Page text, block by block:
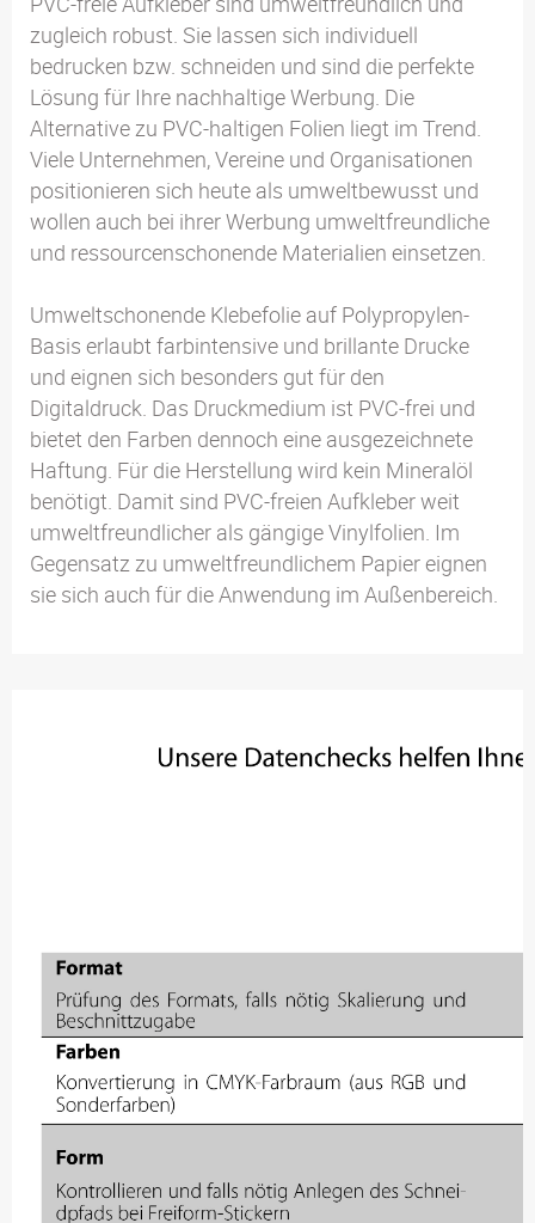
zugleich robust. Sie lassen sich individuell
bedrucken bzw. schneiden und sind die perfekte
Lösung für Ihre nachhaltige Werbung. Die
Alternative zu PVC-haltigen Folien liegt im Trend.
Viele Unternehmen, Vereine und Organisationen
positionieren sich heute als umweltbewusst und
wollen auch bei ihrer Werbung umweltfreundliche
und ressourcenschonende Materialien einsetzen.
Umweltschonende Klebefolie auf Polypropylen-
Basis erlaubt farbintensive und brillante Drucke
und eignen sich besonders gut für den
Digitaldruck. Das Druckmedium ist PVC-frei und
bietet den Farben dennoch eine ausgezeichnete
Haftung. Für die Herstellung wird kein Mineralöl
benötigt. Damit sind PVC-freien Aufkleber weit
umweltfreundlicher als gängige Vinylfolien. Im
Gegensatz zu umweltfreundlichem Papier eignen
sie sich auch für die Anwendung im Außenbereich.